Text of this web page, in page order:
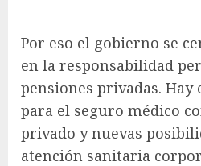
Por eso el gobierno se
en la responsabilidad
pensiones privadas. Hay
para el seguro médico
privado y nuevas
atención sanitaria